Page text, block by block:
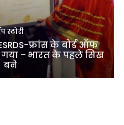
स्टोरी
फ्रांस के बोर्ड ऑफ
गया – भारत के पहले सिख
बने